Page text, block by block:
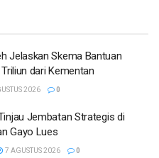
Jelaskan Skema Bantuan
dari Kementan
2026 0
Jembatan Strategis di
Gayo Lues
7 AGUSTUS 2026 0